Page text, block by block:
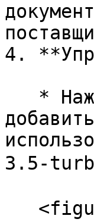
4.
3.5-